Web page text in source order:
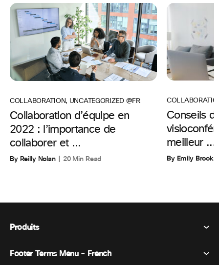
COLLABORATION, UNCATEGORIZED @FR
Collaboration d’équipe en
2022 : l’importance de
collaborer et ...
By Reilly Nolan 20 Min Read
Conseils
meilleur ...
By Emily Brooks
Produits
Webex Suite
Footer Terms Menu - French